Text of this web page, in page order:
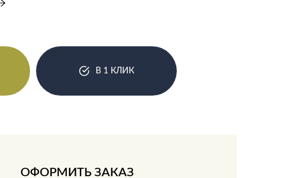
В 1 КЛИК
ОФОРМИТЬ ЗАКАЗ